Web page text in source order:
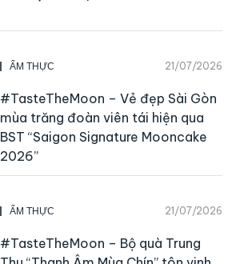
ẨM THỰC 21/07/2026
#TasteTheMoon – Vẻ đẹp Sài Gòn
mùa trăng đoàn viên tái hiện qua
BST “Saigon Signature Mooncake
2026”
ẨM THỰC 21/07/2026
#TasteTheMoon – Bộ quà Trung